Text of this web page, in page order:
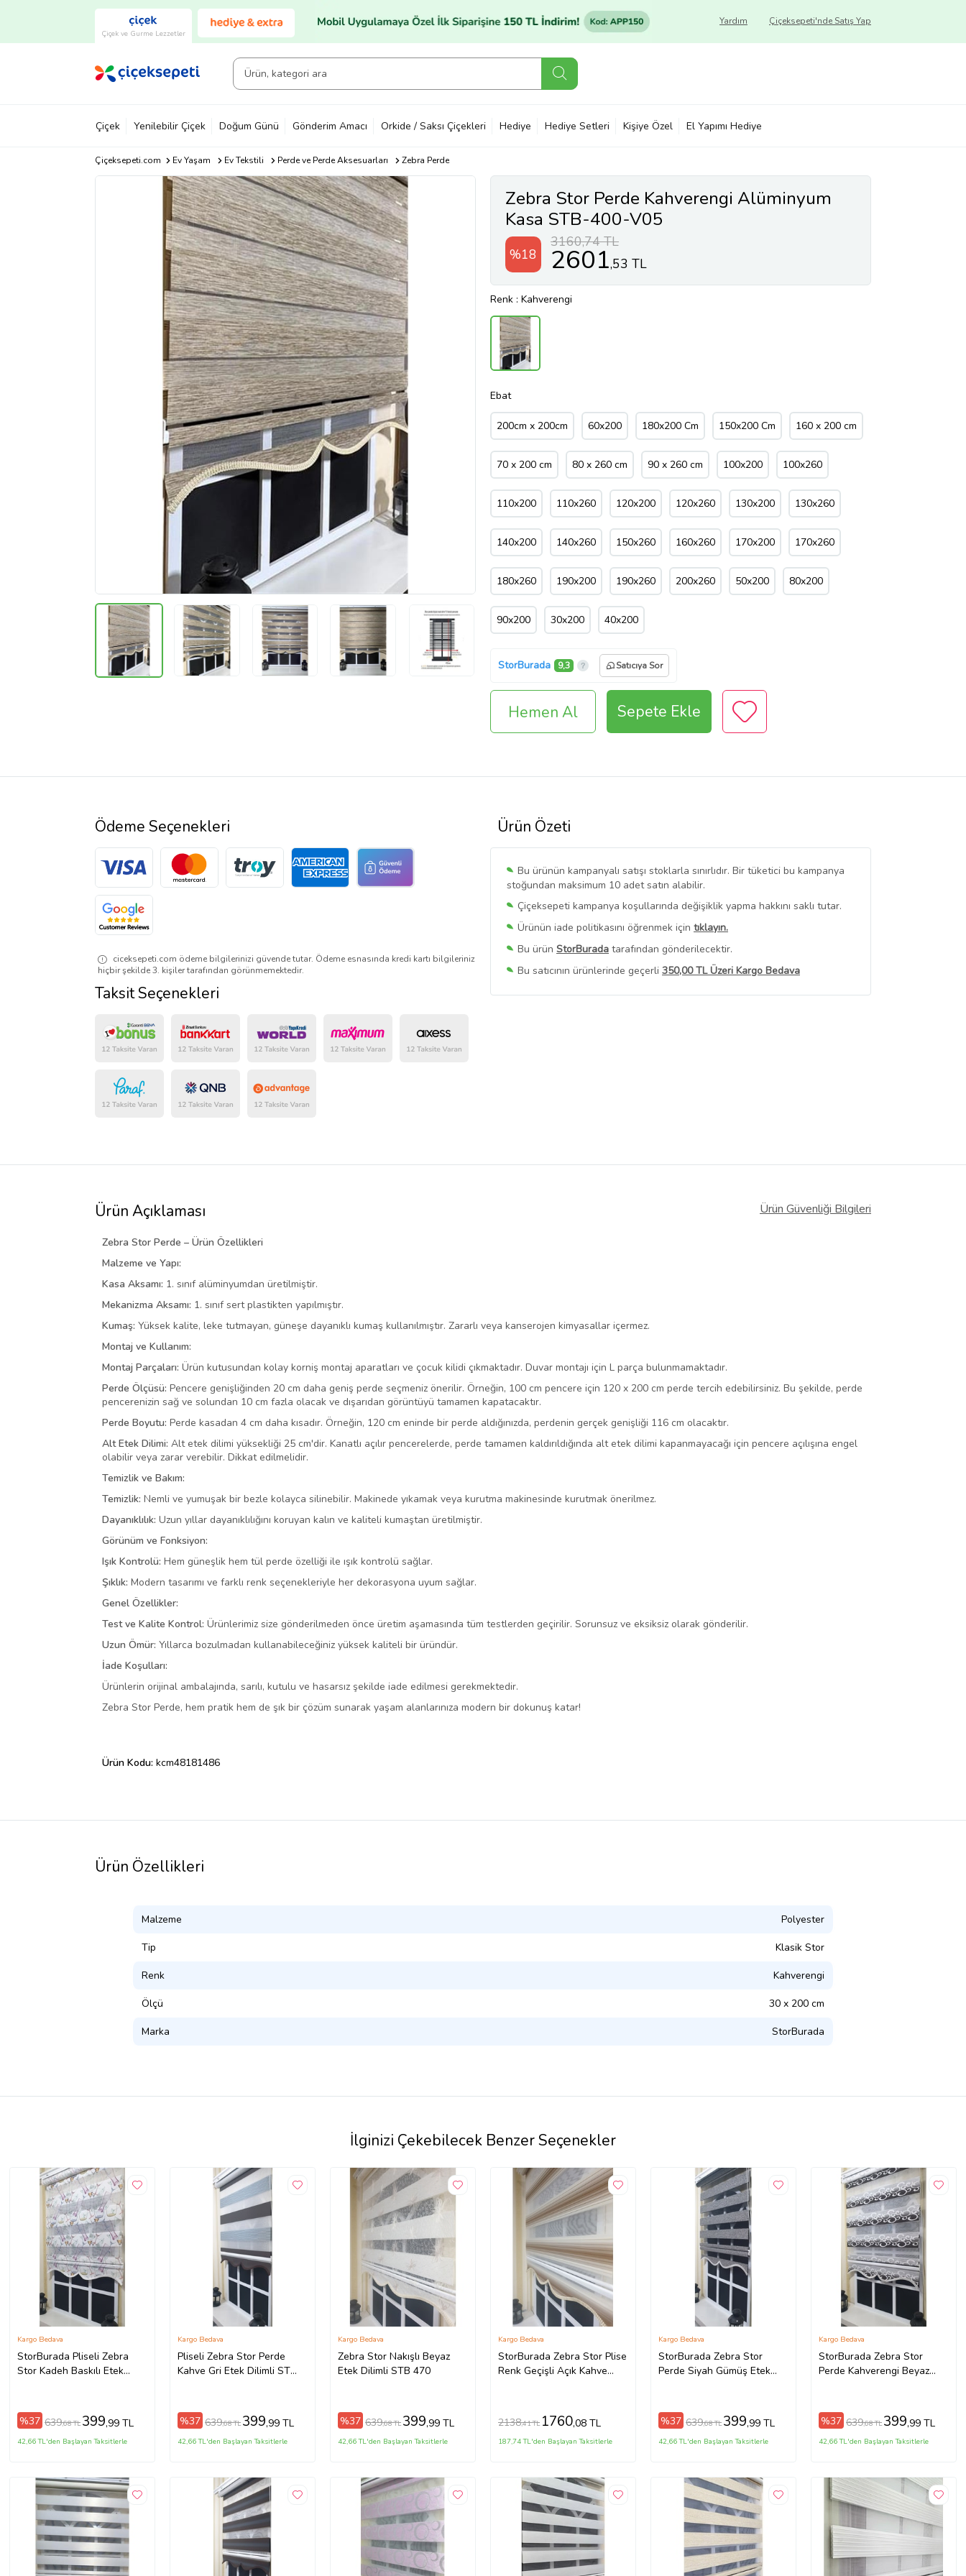
Çiçek ve Gurme Lezzetler
Çiçeksepeti'nde Satış Yap
Yardım
Çiçek Yenilebilir Çiçek Doğum Günü Gönderim Amacı Orkide / Saksı Çiçekleri Hediye Hediye Setleri Kişiye Özel El Yapımı Hediye
Çiçeksepeti.com Ev Yaşam Ev Tekstili Perde ve Perde Aksesuarları Zebra Perde
Zebra Stor Perde Kahverengi Alüminyum
Kasa STB-400-V05
%18
3160,74 TL
2601,53 TL
Renk : Kahverengi
Ebat
200cm x 200cm 60x200 180x200 Cm 150x200 Cm 160 x 200 cm
70 x 200 cm 80 x 260 cm 90 x 260 cm 100x200 100x260
110x200 110x260 120x200 120x260 130x200 130x260
140x200 140x260 150x260 160x260 170x200 170x260
180x260 190x200 190x260 200x260 50x200 80x200
90x200 30x200 40x200
StorBurada 9,3 Satıcıya Sor
Hemen Al Sepete Ekle
Ürün Özeti
Bu ürünün kampanyalı satışı stoklarla sınırlıdır. Bir tüketici bu kampanya
stoğundan maksimum 10 adet satın alabilir.
Çiçeksepeti kampanya koşullarında değişiklik yapma hakkını saklı tutar.
Ürünün iade politikasını öğrenmek için tıklayın.
Bu ürün StorBurada tarafından gönderilecektir.
Bu satıcının ürünlerinde geçerli 350,00 TL Üzeri Kargo Bedava
Bu SatıcınınTüm Ürünlerini Görüntüle
Ödeme Seçenekleri
ciceksepeti.com ödeme bilgilerinizi güvende tutar. Ödeme esnasında kredi kartı bilgileriniz
hiçbir şekilde 3. kişiler tarafından görünmemektedir.
Taksit Seçenekleri
Ürün Açıklaması Ürün Güvenliği Bilgileri
Zebra Stor Perde – Ürün Özellikleri
Malzeme ve Yapı:
Kasa Aksamı: 1. sınıf alüminyumdan üretilmiştir.
Mekanizma Aksamı: 1. sınıf sert plastikten yapılmıştır.
Kumaş: Yüksek kalite, leke tutmayan, güneşe dayanıklı kumaş kullanılmıştır. Zararlı veya kanserojen kimyasallar içermez.
Montaj ve Kullanım:
Montaj Parçaları: Ürün kutusundan kolay korniş montaj aparatları ve çocuk kilidi çıkmaktadır. Duvar montajı için L parça bulunmamaktadır.
Perde Ölçüsü: Pencere genişliğinden 20 cm daha geniş perde seçmeniz önerilir. Örneğin, 100 cm pencere için 120 x 200 cm perde tercih edebilirsiniz. Bu şekilde, perde
pencerenizin sağ ve solundan 10 cm fazla olacak ve dışarıdan görüntüyü tamamen kapatacaktır.
Perde Boyutu: Perde kasadan 4 cm daha kısadır. Örneğin, 120 cm eninde bir perde aldığınızda, perdenin gerçek genişliği 116 cm olacaktır.
Alt Etek Dilimi: Alt etek dilimi yüksekliği 25 cm'dir. Kanatlı açılır pencerelerde, perde tamamen kaldırıldığında alt etek dilimi kapanmayacağı için pencere açılışına engel
olabilir veya zarar verebilir. Dikkat edilmelidir.
Temizlik ve Bakım:
Temizlik: Nemli ve yumuşak bir bezle kolayca silinebilir. Makinede yıkamak veya kurutma makinesinde kurutmak önerilmez.
Dayanıklılık: Uzun yıllar dayanıklılığını koruyan kalın ve kaliteli kumaştan üretilmiştir.
Görünüm ve Fonksiyon:
Işık Kontrolü: Hem güneşlik hem tül perde özelliği ile ışık kontrolü sağlar.
Şıklık: Modern tasarımı ve farklı renk seçenekleriyle her dekorasyona uyum sağlar.
Genel Özellikler:
Test ve Kalite Kontrol: Ürünlerimiz size gönderilmeden önce üretim aşamasında tüm testlerden geçirilir. Sorunsuz ve eksiksiz olarak gönderilir.
Uzun Ömür: Yıllarca bozulmadan kullanabileceğiniz yüksek kaliteli bir üründür.
İade Koşulları:
Ürünlerin orijinal ambalajında, sarılı, kutulu ve hasarsız şekilde iade edilmesi gerekmektedir.
Zebra Stor Perde, hem pratik hem de şık bir çözüm sunarak yaşam alanlarınıza modern bir dokunuş katar!
Ürün Kodu: kcm48181486
Ürün Özellikleri
Malzeme Polyester
Tip Klasik Stor
Renk Kahverengi
Ölçü 30 x 200 cm
Marka StorBurada
İlginizi Çekebilecek Benzer Seçenekler
StorBurada Pliseli Zebra
Stor Kadeh Baskılı Etek
Kargo Bedava
%37 639,68 TL 399,99 TL
42,66 TL'den Başlayan Taksitlerle
Pliseli Zebra Stor Perde
Kahve Gri Etek Dilimli ST
Kargo Bedava
%37 639,68 TL 399,99 TL
42,66 TL'den Başlayan Taksitlerle
Zebra Stor Nakışlı Beyaz
Etek Dilimli STB 470
Kargo Bedava
%37 639,68 TL 399,99 TL
42,66 TL'den Başlayan Taksitlerle
StorBurada Zebra Stor Plise
Renk Geçişli Açık Kahve
Kargo Bedava
2138,41 TL 1760,08 TL
187,74 TL'den Başlayan Taksitlerle
StorBurada Zebra Stor
Perde Siyah Gümüş Etek
Kargo Bedava
%37 639,68 TL 399,99 TL
42,66 TL'den Başlayan Taksitlerle
StorBurada Zebra Stor
Perde Kahverengi Beyaz
Kargo Bedava
%37 639,68 TL 399,99 TL
42,66 TL'den Başlayan Taksitlerle